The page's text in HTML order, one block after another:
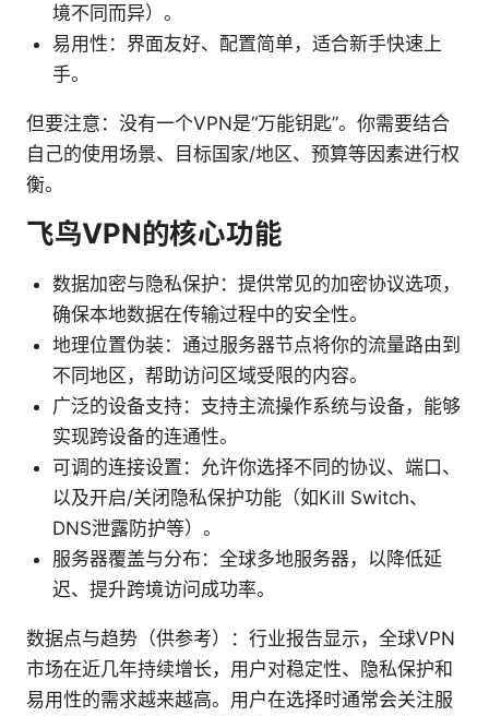
境不同而异）。
易用性：界面友好、配置简单，适合新手快速上
手。
但要注意：没有一个VPN是“万能钥匙”。你需要结合
自己的使用场景、目标国家/地区、预算等因素进行权
衡。
飞鸟VPN的核心功能
数据加密与隐私保护：提供常见的加密协议选项，
确保本地数据在传输过程中的安全性。
地理位置伪装：通过服务器节点将你的流量路由到
不同地区，帮助访问区域受限的内容。
广泛的设备支持：支持主流操作系统与设备，能够
实现跨设备的连通性。
可调的连接设置：允许你选择不同的协议、端口、
以及开启/关闭隐私保护功能（如Kill Switch、
DNS泄露防护等）。
服务器覆盖与分布：全球多地服务器，以降低延
迟、提升跨境访问成功率。
数据点与趋势（供参考）：行业报告显示，全球VPN
市场在近几年持续增长，用户对稳定性、隐私保护和
易用性的需求越来越高。用户在选择时通常会关注服